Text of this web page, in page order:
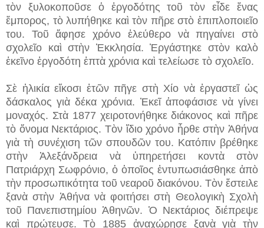
τὸν ξυλοκοποῦσε ὁ ἐργοδότης τοῦ τὸν εἶδε ἕνας
ἔμπορος, τὸ λυπήθηκε καὶ τὸν πῆρε στὸ ἐπιπλοποιεῖο
του. Τοῦ ἄφησε χρόνο ἐλεύθερο νὰ πηγαίνει στὸ
σχολεῖο καὶ στὴν Ἐκκλησία. Ἐργάστηκε στὸν καλὸ
ἐκεῖνο ἐργοδότη ἑπτὰ χρόνια καὶ τελείωσε τὸ σχολεῖο.
Σὲ ἡλικία εἴκοσι ἐτῶν πῆγε στὴ Χίο νὰ ἐργαστεῖ ὡς
δάσκαλος γιὰ δέκα χρόνια. Ἐκεῖ ἀποφάσισε νὰ γίνει
μοναχός. Στὰ 1877 χειροτονήθηκε διάκονος καὶ πῆρε
τὸ ὄνομα Νεκτάριος. Τὸν ἴδιο χρόνο ἦρθε στὴν Ἀθήνα
γιὰ τὴ συνέχιση τῶν σπουδῶν του. Κατόπιν βρέθηκε
στὴν Ἀλεξάνδρεια νὰ ὑπηρετήσει κοντὰ στὸν
Πατριάρχη Σωφρόνιο, ὁ ὁποῖος ἐντυπωσιάσθηκε ἀπὸ
τὴν προσωπικότητα τοῦ νεαροῦ διακόνου. Τὸν ἔστειλε
ξανὰ στὴν Ἀθήνα νὰ φοιτήσει στὴ Θεολογικὴ Σχολὴ
τοῦ Πανεπιστημίου Ἀθηνῶν. Ὁ Νεκτάριος διέπρεψε
καὶ πρώτευσε. Τὸ 1885 ἀναχώρησε ξανὰ γιὰ τὴν